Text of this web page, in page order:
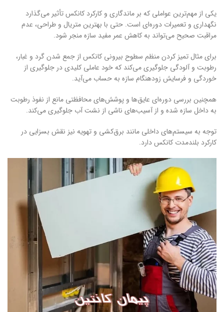
یکی از مهم‌ترین عواملی که بر ماندگاری و کارکرد کانکس تأثیر می‌گذارد
نگهداری و تعمیرات دوره‌ای است. حتی با بهترین متریال و طراحی، عدم
مراقبت صحیح می‌تواند به کاهش عمر مفید سازه منجر شود.
برای مثال تمیز کردن منظم سطوح بیرونی کانکس از جمع شدن گرد و غبار،
رطوبت و آلودگی جلوگیری می‌کند که خود عاملی کلیدی در جلوگیری از
خوردگی و فرسایش زودهنگام سازه به حساب می‌آید.
همچنین بررسی دوره‌ای عایق‌ها و پوشش‌های محافظتی مانع از نفوذ رطوبت
به داخل سازه شده و از آسیب‌های ناشی از نشت آب جلوگیری می‌کند.
توجه به سیستم‌های داخلی مانند برق‌کشی و تهویه نیز نقش بسزایی در
کارکرد بلندمدت کانکس دارد.